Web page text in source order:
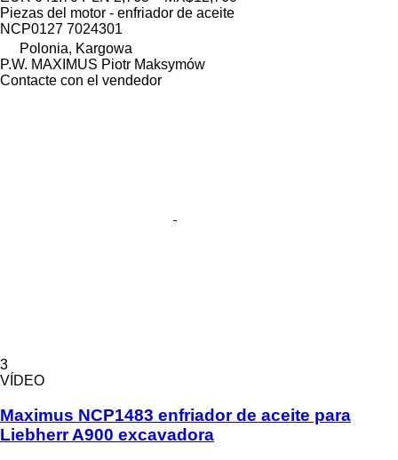
Piezas del motor - enfriador de aceite
NCP0127 7024301
Polonia, Kargowa
P.W. MAXIMUS Piotr Maksymów
Contacte con el vendedor
3
VÍDEO
Maximus NCP1483 enfriador de aceite para
Liebherr A900 excavadora